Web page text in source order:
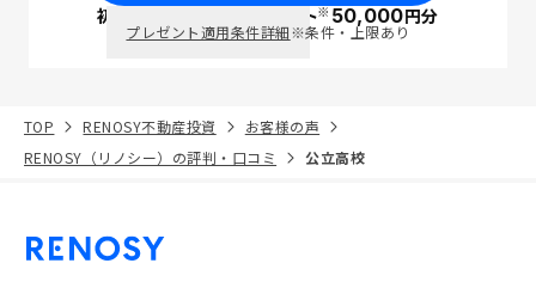
初回面談で ポイント※50,000円分
プレゼント適用条件詳細※条件・上限あり
TOP RENOSY不動産投資
お客様の声
RENOSY（リノシー）の評判・口コミ
公立高校